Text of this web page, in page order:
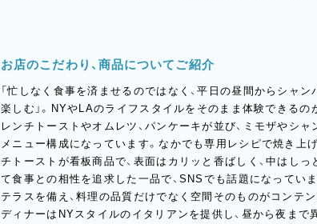
お店のこだわり、商品についてご紹介
「忙しなく食事を済ませるのではなく、平日の昼間からシャ
楽しむ」。NYやLAのライフスタイルをそのまま体験できるの
レンチトーストやオムレツ、パンケーキが並び、ミモザやシ
メニュー構成になっています。なかでも専用レシピで焼き上
チトーストが看板商品で、表面はカリッと香ばしく、中はし
て食事との相性を追求した一品で、SNSでも話題になってい
テラスを備え、料理の品質だけでなく空間そのものがコンテ
ディナーはNYスタイルのイタリアンを提供し、昼から夜まで